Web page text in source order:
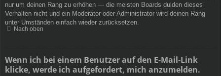
nur um deinen Rang zu erhöhen — die meisten Boards dulden dieses
Verhalten nicht und ein Moderator oder Administrator wird deinen Rang
unter Umständen einfach wieder zurücksetzen.
Nach oben
Wenn ich bei einem Benutzer auf den E-Mail-Link
klicke, werde ich aufgefordert, mich anzumelden.